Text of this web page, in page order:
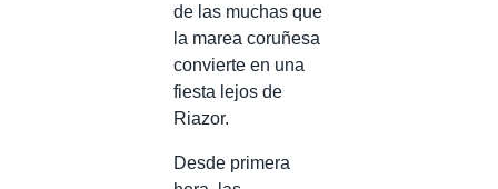
de las muchas que
la marea coruñesa
convierte en una
fiesta lejos de
Riazor.
Desde primera